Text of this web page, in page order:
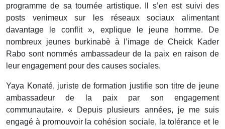
programme de sa tournée artistique. Il s’en est suivi des
posts venimeux sur les réseaux sociaux alimentant
davantage le conflit », explique le jeune homme. De
nombreux jeunes burkinabè à l’image de Cheick Kader
Rabo sont nommés ambassadeur de la paix en raison de
leur engagement pour des causes sociales.
Yaya Konaté, juriste de formation justifie son titre de jeune
ambassadeur de la paix par son engagement
communautaire. « Depuis plusieurs années, je me suis
engagé à promouvoir la cohésion sociale, la tolérance et le